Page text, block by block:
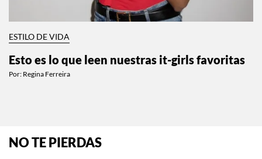
ESTILO DE VIDA
Esto es lo que leen nuestras it-girls favoritas
Por: Regina Ferreira
NO TE PIERDAS